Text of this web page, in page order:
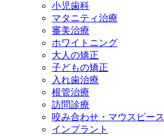
小児歯科
マタニティ治療
審美治療
ホワイトニング
大人の矯正
子どもの矯正
入れ歯治療
根管治療
訪問診療
咬み合わせ・マウスピース
インプラント